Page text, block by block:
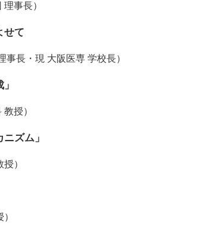
事長）
せて
長・現 大阪医専 学校長）
授）
ズム」
）